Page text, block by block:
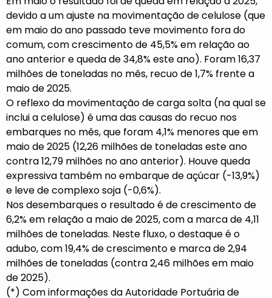
devido a um ajuste na movimentação de celulose (que
em maio do ano passado teve movimento fora do
comum, com crescimento de 45,5% em relação ao
ano anterior e queda de 34,8% este ano). Foram 16,37
milhões de toneladas no mês, recuo de 1,7% frente a
maio de 2025.
O reflexo da movimentação de carga solta (na qual se
inclui a celulose) é uma das causas do recuo nos
embarques no mês, que foram 4,1% menores que em
maio de 2025 (12,26 milhões de toneladas este ano
contra 12,79 milhões no ano anterior). Houve queda
expressiva também no embarque de açúcar (-13,9%)
e leve de complexo soja (-0,6%).
Nos desembarques o resultado é de crescimento de
6,2% em relação a maio de 2025, com a marca de 4,11
milhões de toneladas. Neste fluxo, o destaque é o
adubo, com 19,4% de crescimento e marca de 2,94
milhões de toneladas (contra 2,46 milhões em maio
de 2025).
(*) Com informações da Autoridade Portuária de